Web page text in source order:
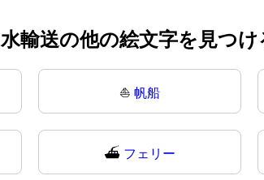
水輸送の他の絵文字を見つけ
⛵ 帆船
⛴️ フェリー